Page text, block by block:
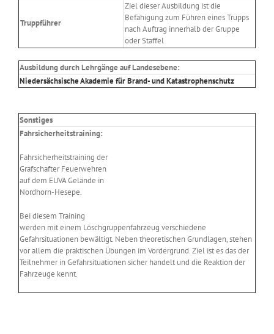
Truppführer
Ziel dieser Ausbildung ist die
Befähigung zum Führen eines Trupps
nach Auftrag innerhalb der Gruppe
oder Staffel
Ausbildung durch Lehrgänge auf Landesebene:
Niedersächsische Akademie für Brand- und Katastrophenschutz
Sonstiges
Fahrsicherheitstraining:
Fahrsicherheitstraining der
Grafschafter Feuerwehren
auf dem EUVA Gelände in
Nordhorn-Hesepe.
Bei diesem Training
werden mit einem Löschgruppenfahrzeug verschiedene
Gefahrsituationen bewältigt. Neben theoretischen Grundlagen, stehen
vor allem die praktischen Übungen im Vordergrund. Ziel ist es das der
Teilnehmer in Gefahrsituationen sicher handelt und die Reaktion der
Fahrzeuge kennt.